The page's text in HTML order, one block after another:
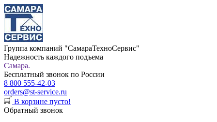
Группа компаний "СамараТехноСервис"
Надежность каждого подъема
Самара.
Бесплатный звонок по России
8 800 555-42-03
orders@st-service.ru
В корзине пусто!
Обратный звонок